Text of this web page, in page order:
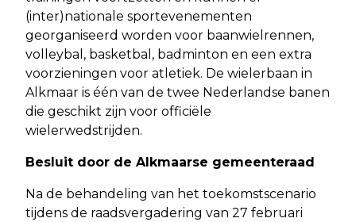
(inter)nationale sportevenementen
georganiseerd worden voor baanwielrennen,
volleybal, basketbal, badminton en een extra
voorzieningen voor atletiek. De wielerbaan in
Alkmaar is één van de twee Nederlandse banen
die geschikt zijn voor officiële
wielerwedstrijden.
Besluit door de Alkmaarse gemeenteraad
Na de behandeling van het toekomstscenario
tijdens de raadsvergadering van 27 februari